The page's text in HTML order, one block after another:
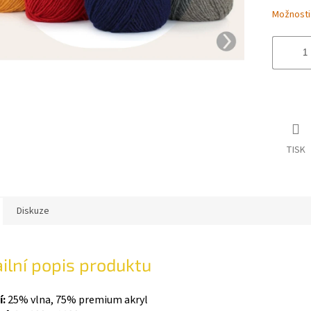
TISK
Diskuze
popis produktu
25% vlna, 75% premium akryl